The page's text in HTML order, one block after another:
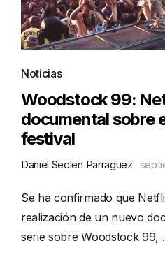
Noticias
Woodstock 99:
documental sobre
festival
Daniel Seclen Parraguez
Se ha confirmado que
realización de un nuevo
serie sobre Woodstock 99,